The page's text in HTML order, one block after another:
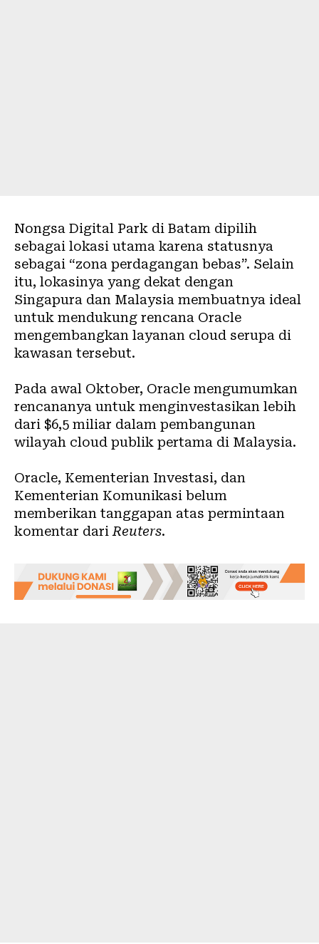
Nongsa Digital Park di Batam dipilih
sebagai lokasi utama karena statusnya
sebagai “zona perdagangan bebas”. Selain
itu, lokasinya yang dekat dengan
Singapura dan Malaysia membuatnya ideal
untuk mendukung rencana Oracle
mengembangkan layanan cloud serupa di
kawasan tersebut.
Pada awal Oktober, Oracle mengumumkan
rencananya untuk menginvestasikan lebih
dari $6,5 miliar dalam pembangunan
wilayah cloud publik pertama di Malaysia.
Oracle, Kementerian Investasi, dan
Kementerian Komunikasi belum
memberikan tanggapan atas permintaan
komentar dari Reuters.